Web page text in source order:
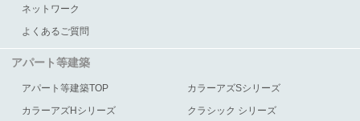
ネットワーク
よくあるご質問
アパート等建築
アパート等建築TOP
カラーアズSシリーズ
カラーアズHシリーズ
クラシック シリーズ